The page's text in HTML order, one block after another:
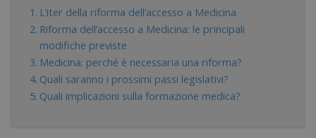
L’iter della riforma dell’accesso a Medicina
Riforma dell’accesso a Medicina: le principali
modifiche previste
Medicina: perché è necessaria una riforma?
Quali saranno i prossimi passi legislativi?
Quali implicazioni sulla formazione medica?